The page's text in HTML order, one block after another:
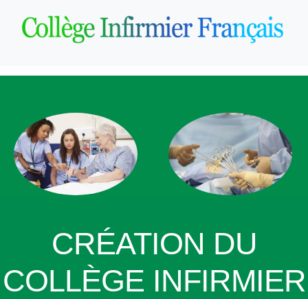
CRÉATION DU
COLLÈGE INFIRMIER